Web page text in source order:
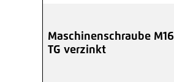
Maschinenschraube
TG verzinkt